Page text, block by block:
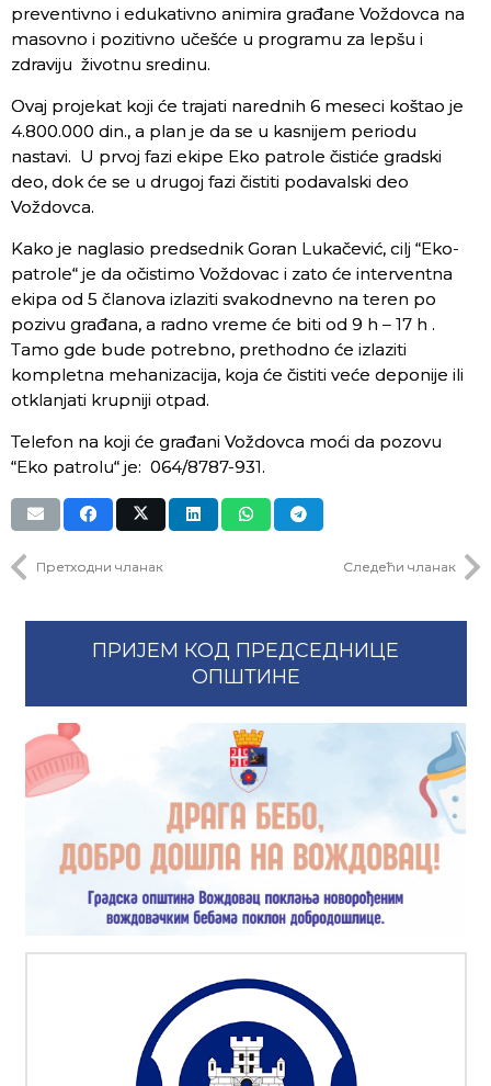
preventivno i edukativno animira građane Voždovca na
masovno i pozitivno učešće u programu za lepšu i
zdraviju životnu sredinu.
Ovaj projekat koji će trajati narednih 6 meseci koštao je
4.800.000 din., a plan je da se u kasnijem periodu
nastavi. U prvoj fazi ekipe Eko patrole čistiće gradski
deo, dok će se u drugoj fazi čistiti podavalski deo
Voždovca.
Kako je naglasio predsednik Goran Lukačević, cilj “Eko-
patrole“ je da očistimo Voždovac i zato će interventna
ekipa od 5 članova izlaziti svakodnevno na teren po
pozivu građana, a radno vreme će biti od 9 h – 17 h .
Tamo gde bude potrebno, prethodno će izlaziti
kompletna mehanizacija, koja će čistiti veće deponije ili
otklanjati krupniji otpad.
Telefon na koji će građani Voždovca moći da pozovu
“Eko patrolu“ je: 064/8787-931.
Претходни чланак Следећи чланак
ПРИЈЕМ КОД ПРЕДСЕДНИЦЕ
ОПШТИНЕ